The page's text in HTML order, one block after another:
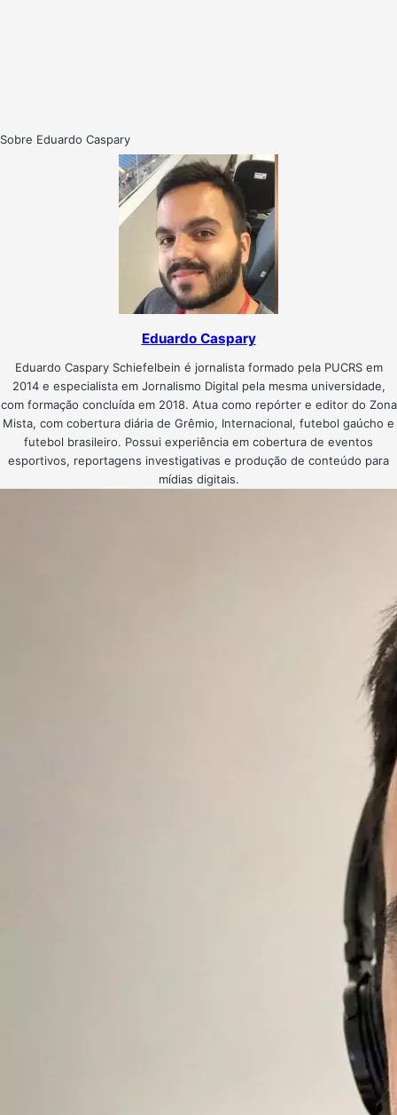
Sobre Eduardo Caspary
Eduardo Caspary
Eduardo Caspary Schiefelbein é jornalista formado pela PUCRS em
2014 e especialista em Jornalismo Digital pela mesma universidade,
com formação concluída em 2018. Atua como repórter e editor do Zona
Mista, com cobertura diária de Grêmio, Internacional, futebol gaúcho e
futebol brasileiro. Possui experiência em cobertura de eventos
esportivos, reportagens investigativas e produção de conteúdo para
mídias digitais.